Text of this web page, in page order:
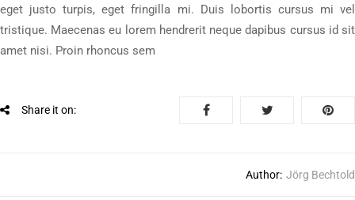
eget justo turpis, eget fringilla mi. Duis lobortis cursus mi vel
tristique. Maecenas eu lorem hendrerit neque dapibus cursus id sit
amet nisi. Proin rhoncus sem
Share it on:
Author: Jörg Bechtold